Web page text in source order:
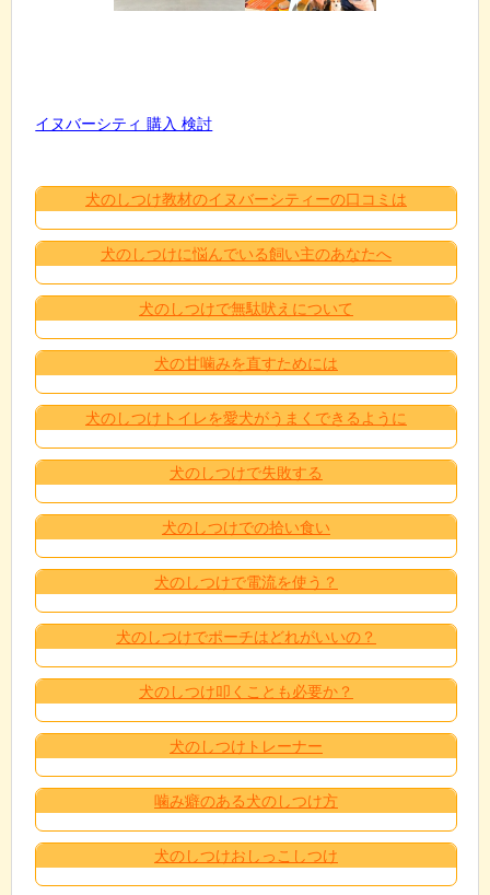
イヌバーシティ 購入 検討
犬のしつけ教材のイヌバーシティーの口コミは
犬のしつけに悩んでいる飼い主のあなたへ
犬のしつけで無駄吠えについて
犬の甘噛みを直すためには
犬のしつけトイレを愛犬がうまくできるように
犬のしつけで失敗する
犬のしつけでの拾い食い
犬のしつけで電流を使う？
犬のしつけでポーチはどれがいいの？
犬のしつけ叩くことも必要か？
犬のしつけトレーナー
噛み癖のある犬のしつけ方
犬のしつけおしっこしつけ